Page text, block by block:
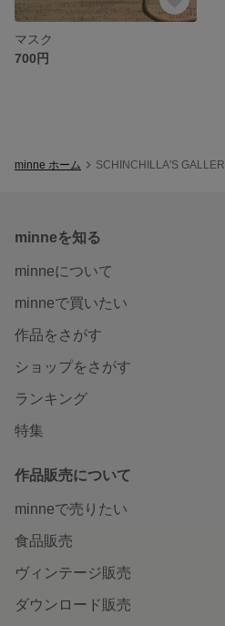
マスク
700円
minne ホーム SCHINCHILLA'S
minneを知る
minneについて
minneで買いたい
作品をさがす
ショップをさがす
ランキング
特集
作品販売について
minneで売りたい
食品販売
ヴィンテージ販売
ダウンロード販売